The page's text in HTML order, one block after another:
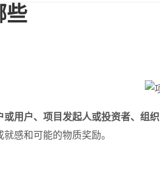
些
或用户、项目发起人或投资者、组
感和可能的物质奖励。